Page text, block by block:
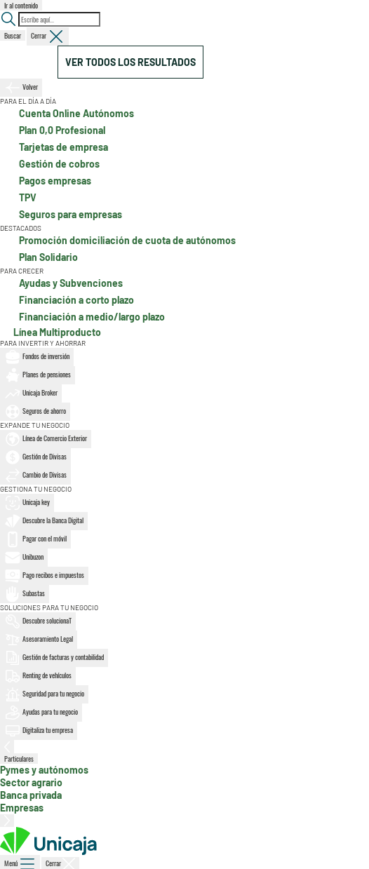
Ir al contenido
Buscar Cerrar
VER TODOS LOS RESULTADOS
Volver
PARA EL DÍA A DÍA
Cuenta Online Autónomos
Plan 0,0 Profesional
Tarjetas de empresa
Gestión de cobros
Pagos empresas
TPV
Seguros para empresas
DESTACADOS
Promoción domiciliación de cuota de autónomos
Plan Solidario
PARA CRECER
Ayudas y Subvenciones
Financiación a corto plazo
Financiación a medio/largo plazo
Línea Multiproducto
PARA INVERTIR Y AHORRAR
Fondos de inversión
Planes de pensiones
Unicaja Broker
Seguros de ahorro
EXPANDE TU NEGOCIO
Línea de Comercio Exterior
Gestión de Divisas
Cambio de Divisas
GESTIONA TU NEGOCIO
Unicaja key
Descubre la Banca Digital
Pagar con el móvil
Unibuzon
Pago recibos e impuestos
Subastas
SOLUCIONES PARA TU NEGOCIO
Descubre solucionaT
Asesoramiento Legal
Gestión de facturas y contabilidad
Renting de vehículos
Seguridad para tu negocio
Ayudas para tu negocio
Digitaliza tu empresa
Particulares
Pymes y autónomos, sección activa
Sector agrario
Banca privada
Empresas
Menú
Cerrar